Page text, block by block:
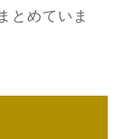
とめていま